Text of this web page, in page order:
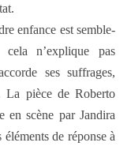
enfance est semble-
n’explique pas
ses suffrages,
La pièce de Roberto
en scène par Jandira
de réponse à